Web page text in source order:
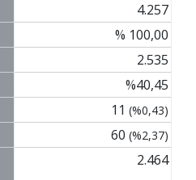
4.257
% 100,00
2.535
%40,45
11 (%0,43)
60 (%2,37)
2.464